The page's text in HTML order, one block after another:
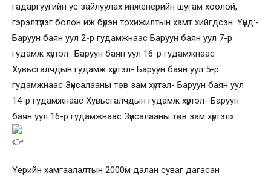
гадаргуугийн ус зайлуулах инженерийн шугам хоолой,
гэрэлтүүлэг болон иж бүрэн тохижилтын хамт хийгдсэн. Үүнд:-
Баруун баян уул 2-р гудамжнаас Баруун баян уул 7-р
гудамж хүртэл- Баруун баян уул 16-р гудамжнаас
Хувьсгалчдын гудамж хүртэл- Баруун баян уул 5-р
гудамжнаас Зүүнсалааны төв зам хүртэл- Баруун баян уул
14-р гудамжнаас Хувьсгалчдын гудамж хүртэл- Баруун
баян уул 16-р гудамжнаас Зүүнсалааны төв зам хүртэлх
Үерийн хамгаалалтын 2000м далан суваг дагасан